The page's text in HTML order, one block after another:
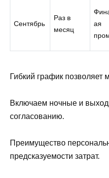
Сентябрь
Раз в
месяц
ая
Гибкий график
Включаем ночные и
согласованию.
Преимущество
предсказуемости затрат.